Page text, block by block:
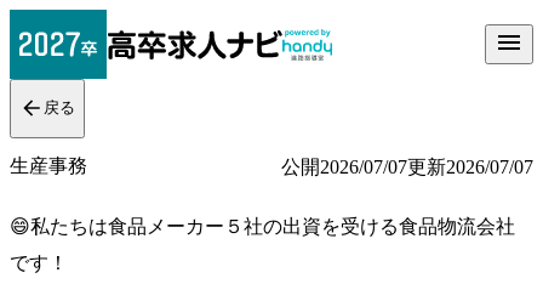
戻る
生産事務 公開2026/07/07更新2026/07/07
😄私たちは食品メーカー５社の出資を受ける食品物流会社
です！